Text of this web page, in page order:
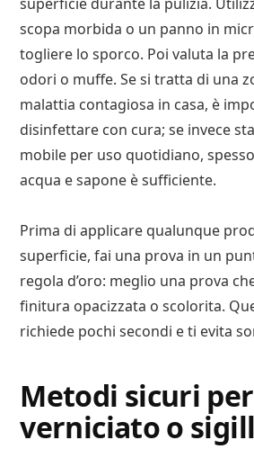
scopa morbida o un panno in
togliere lo sporco. Poi valuta la
odori o muffe. Se si tratta di una
malattia contagiosa in casa, è
disinfettare con cura; se invece
mobile per uso quotidiano,
acqua e sapone è sufficiente.
Prima di applicare qualunque
superficie, fai una prova in un
regola d’oro: meglio una prova
finitura opacizzata o scolorita.
richiede pochi secondi e ti evita
Metodi sicuri
verniciato o